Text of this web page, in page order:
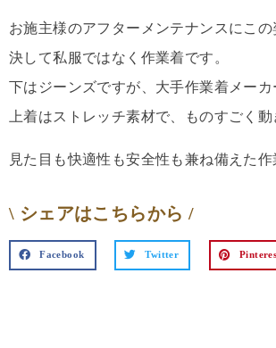
お施主様のアフターメンテナンスにこ
決して私服ではなく作業着です。
下はジーンズですが、大手作業着メーカ
上着はストレッチ素材で、ものすごく動
見た目も快適性も安全性も兼ね備えた作
\ シェアはこちらから /
Facebook Twitter